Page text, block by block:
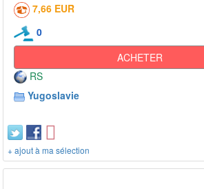
7,66 EUR
0
ACHETER
RS
Yugoslavie
+ ajout à ma sélection